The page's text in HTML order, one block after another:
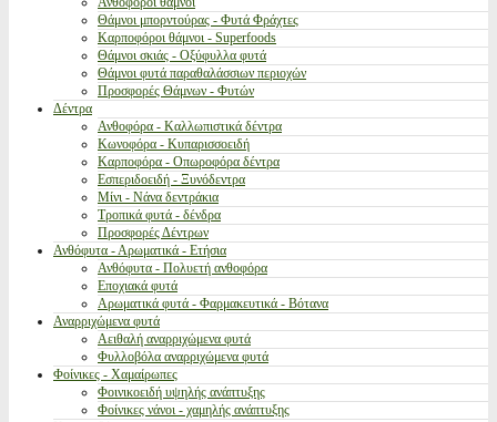
Θάμνοι μπορντούρας - Φυτά Φράχτες
Καρποφόροι θάμνοι - Superfoods
Θάμνοι σκιάς - Οξύφυλλα φυτά
Θάμνοι φυτά παραθαλάσσιων περιοχών
Προσφορές Θάμνων - Φυτών
Δέντρα
Ανθοφόρα - Καλλωπιστικά δέντρα
Κωνοφόρα - Κυπαρισσοειδή
Καρποφόρα - Οπωροφόρα δέντρα
Εσπεριδοειδή - Ξυνόδεντρα
Μίνι - Νάνα δεντράκια
Τροπικά φυτά - δένδρα
Προσφορές Δέντρων
Ανθόφυτα - Αρωματικά - Ετήσια
Ανθόφυτα - Πολυετή ανθοφόρα
Εποχιακά φυτά
Αρωματικά φυτά - Φαρμακευτικά - Βότανα
Αναρριχώμενα φυτά
Αειθαλή αναρριχώμενα φυτά
Φυλλοβόλα αναρριχώμενα φυτά
Φοίνικες - Χαμαίρωπες
Φοινικοειδή υψηλής ανάπτυξης
Φοίνικες νάνοι - χαμηλής ανάπτυξης